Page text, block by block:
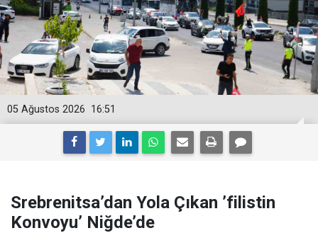
16:51
05 Ağustos 2026
Srebrenitsa’dan Yola Çıkan ’filistin
Konvoyu’ Niğde’de